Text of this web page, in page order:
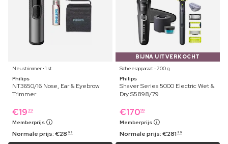
Neustrimmer ⋅ 1 st
Philips
NT3650/16 Nose, Ear & Eyebrow
Trimmer
€19 39
Memberprijs
Normale prijs:€28 99
BIJNA UITVERKOCHT
Scheerapparaat ⋅ 700 g
Philips
Shaver Series 5000 Electric Wet &
Dry S5898/79
€17099
Memberprijs
Normale prijs:€281 99